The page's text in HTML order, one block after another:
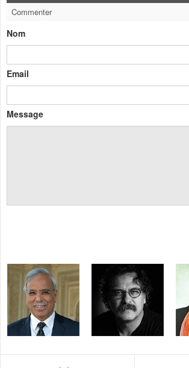
Commenter
Nom
Email
Message